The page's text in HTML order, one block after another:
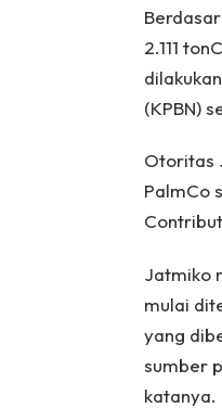
2.111
(KPBN)
Otoritas
PalmCo
Jatmiko
mulai
yang
sumber
katanya.